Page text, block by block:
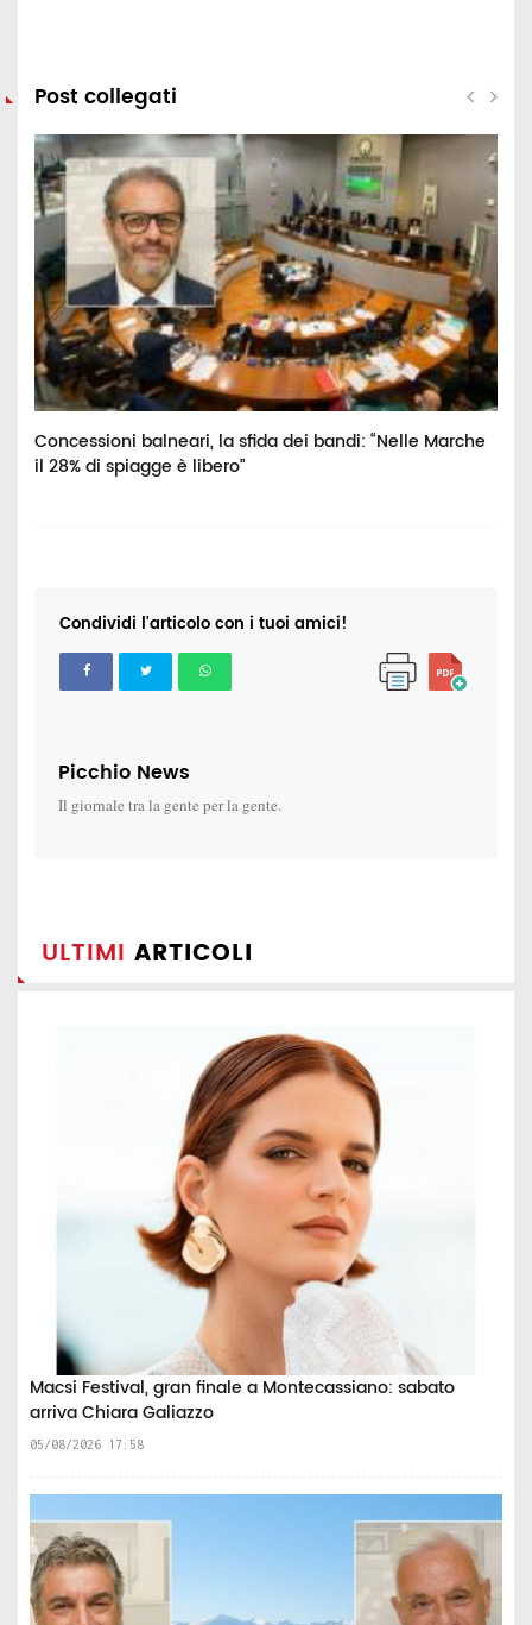
Post collegati
Concessioni balneari, la sfida dei bandi: “Nelle Marche
il 28% di spiagge è libero”
Condividi l'articolo con i tuoi amici!
Picchio News
Il giornale tra la gente per la gente.
ULTIMI ARTICOLI
Macsi Festival, gran finale a Montecassiano: sabato
arriva Chiara Galiazzo
05/08/2026 17:58